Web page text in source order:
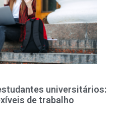
universitários:
de trabalho